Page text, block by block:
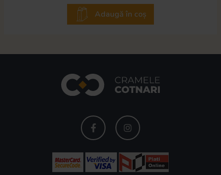
Adaugă în coș